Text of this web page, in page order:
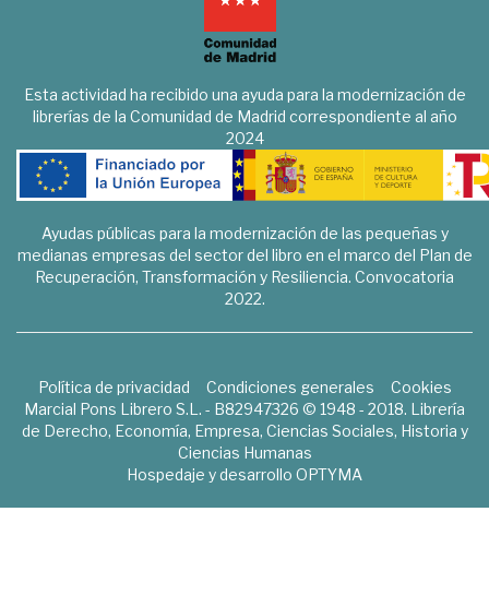
Esta actividad ha recibido una ayuda para la modernización de
librerías de la Comunidad de Madrid correspondiente al año
2024
Ayudas públicas para la modernización de las pequeñas y
medianas empresas del sector del libro en el marco del Plan de
Recuperación, Transformación y Resiliencia. Convocatoria
2022.
Política de privacidad Condiciones generales
Cookies
Marcial Pons Librero S.L. - B82947326 © 1948 - 2018. Librería
de Derecho, Economía, Empresa, Ciencias Sociales, Historia y
Ciencias Humanas
Hospedaje y desarrollo OPTYMA